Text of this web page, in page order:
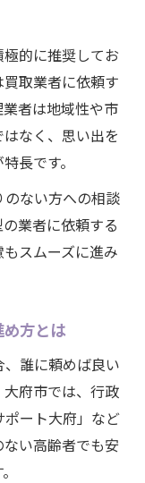
方法
品整理の特徴
業者の見極め
組みを活用
不安を軽減
整理の強み
を
い整理法とは
用する方法
軽減するコツ
のポイント
の具体例
を解説
注意点
的に推奨してお
取業者に依頼す
者は地域性や市
なく、思い出を
長です。
ない方への相談
業者に依頼する
スムーズに進み
方とは
誰に頼めば良い
府市では、行政
ート大府」など
い高齢者でも安